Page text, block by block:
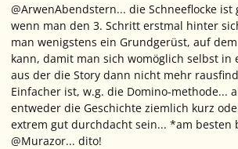
@ArwenAbendstern... die Schneeflocke
wenn man den 3. Schritt erstmal hinter
man wenigstens ein Grundgerüst, auf
kann, damit man sich womöglich selbst in
aus der die Story dann nicht mehr
Einfacher ist, w.g. die Domino-methode...
entweder die Geschichte ziemlich kurz
extrem gut durchdacht sein... *am besten
@Murazor... dito!